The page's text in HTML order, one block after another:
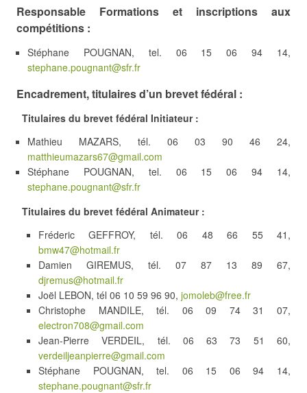
Responsable Formations et inscriptions aux
compétitions :
Stéphane POUGNAN, tel. 06 15 06 94 14,
stephane.pougnant@sfr.fr
Encadrement, titulaires d’un brevet fédéral :
Titulaires du brevet fédéral Initiateur :
Mathieu MAZARS, tél. 06 03 90 46 24,
matthieumazars67@gmail.com
Stéphane POUGNAN, tel. 06 15 06 94 14,
stephane.pougnant@sfr.fr
Titulaires du brevet fédéral Animateur :
Fréderic GEFFROY, tél. 06 48 66 55 41,
bmw47@hotmail.fr
Damien GIREMUS, tél. 07 87 13 89 67,
djremus@hotmail.fr
Joël LEBON, tél 06 10 59 96 90, jomoleb@free.fr
Christophe MANDILE, tél. 06 09 74 31 07,
electron708@gmail.com
Jean-Pierre VERDEIL, tél. 06 63 73 51 60,
verdeiljeanpierre@gmail.com
Stéphane POUGNAN, tel. 06 15 06 94 14,
stephane.pougnant@sfr.fr